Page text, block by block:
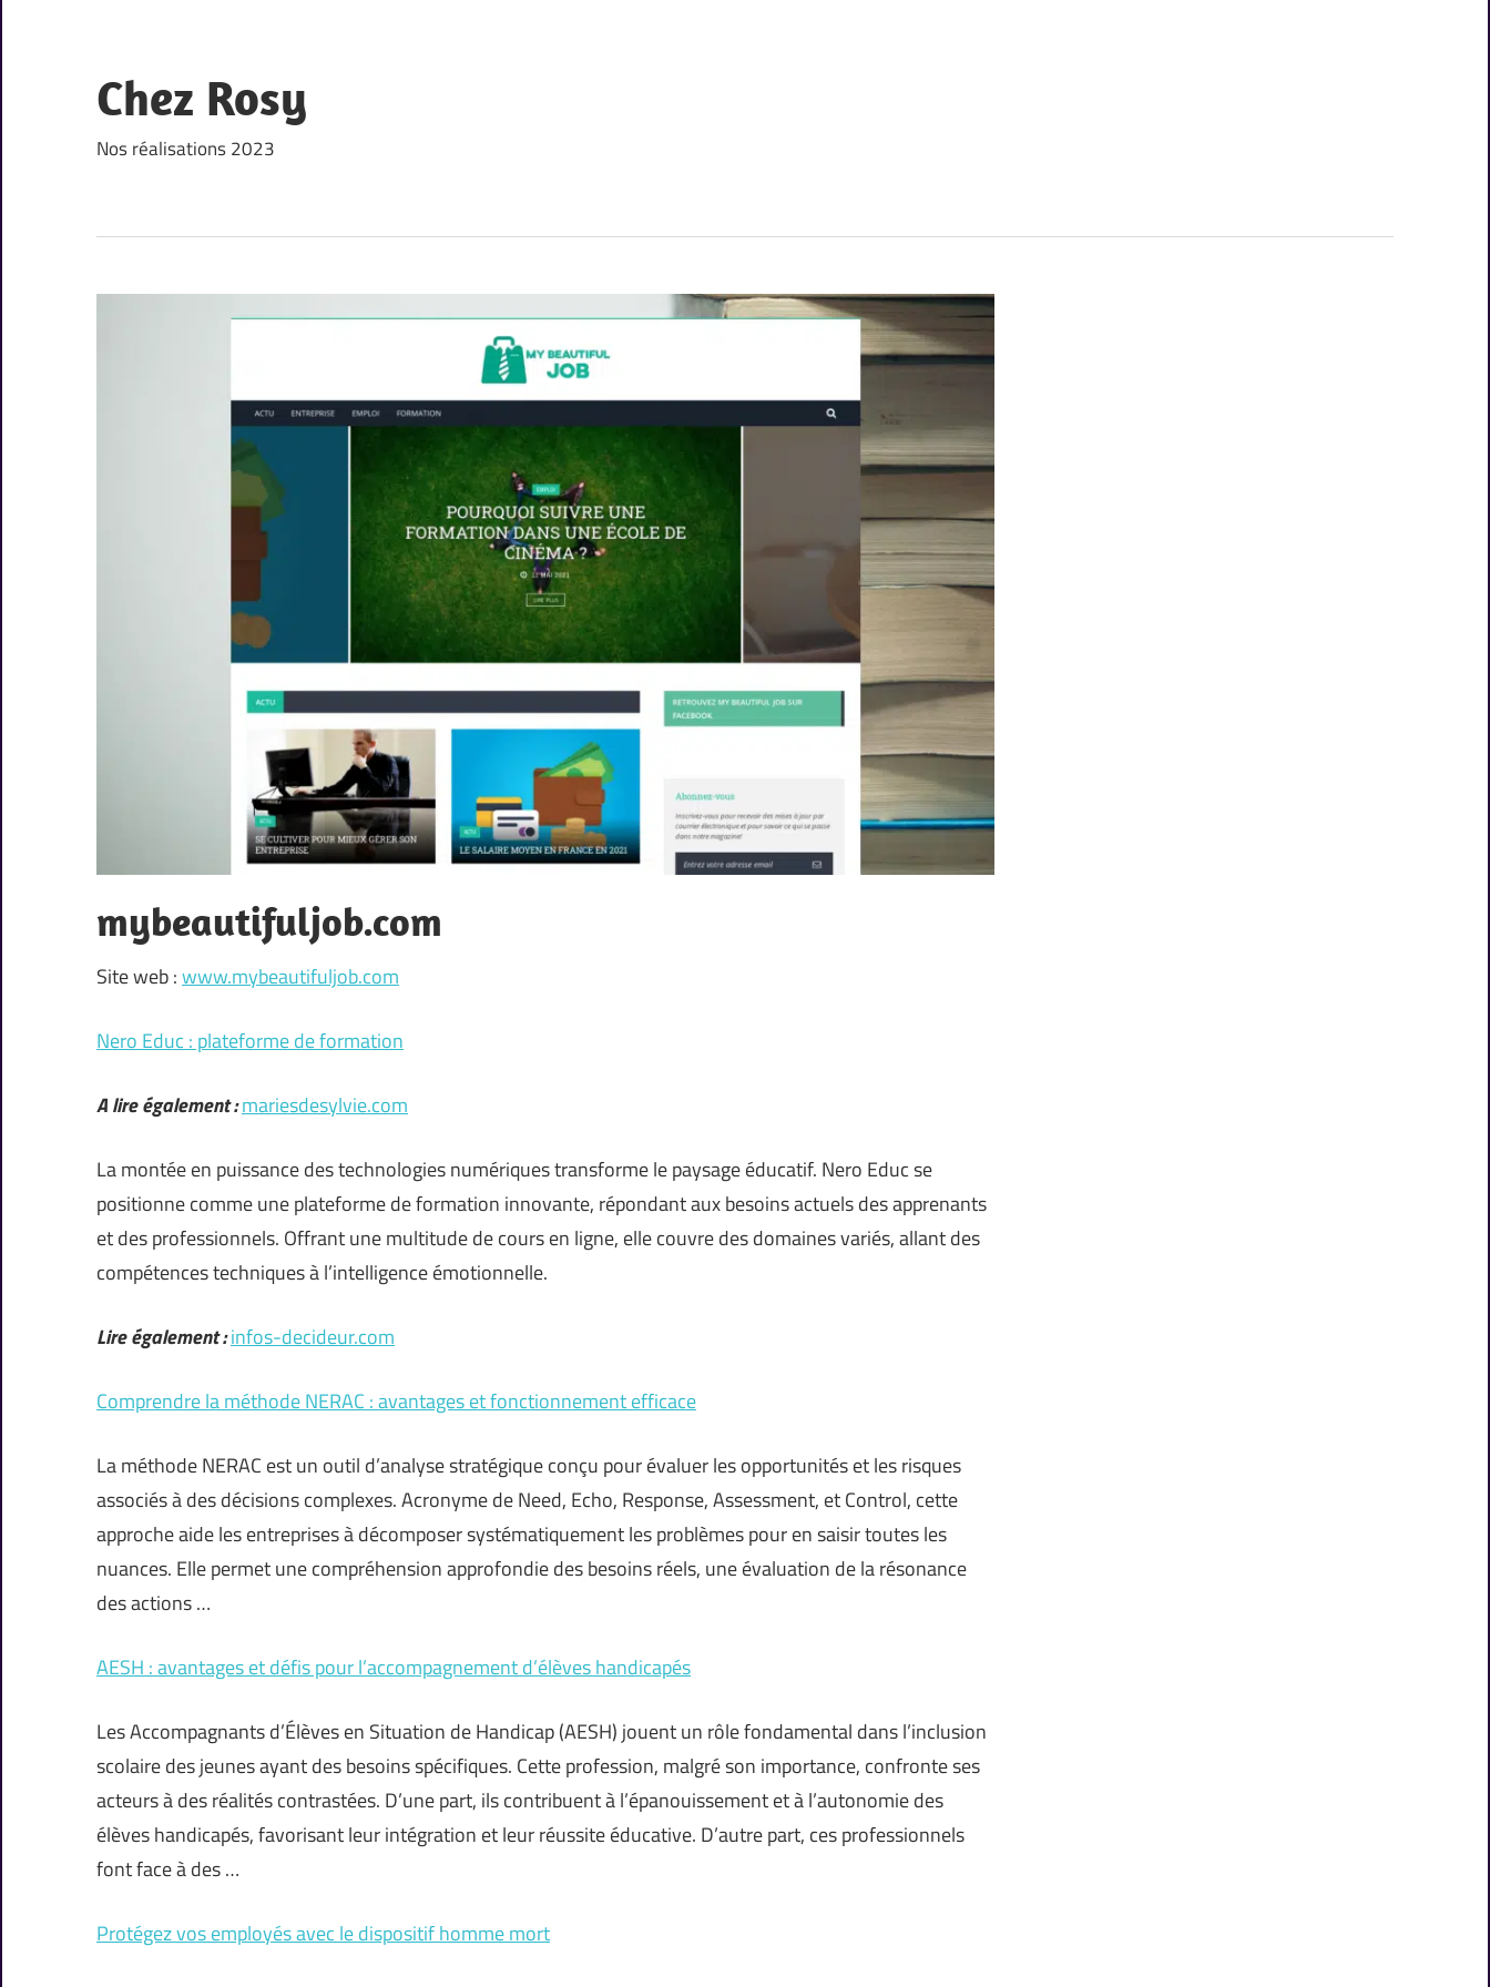
content
Chez Rosy
Nos réalisations 2023
mybeautifuljob.com
Site web :www.mybeautifuljob.com
Nero Educ : plateforme de formation
A lire également :mariesdesylvie.com
La montée en puissance des technologies numériques transforme le paysage éducatif. Nero Educ se
positionne comme une plateforme de formation innovante, répondant aux besoins actuels des apprenants
et des professionnels. Offrant une multitude de cours en ligne, elle couvre des domaines variés, allant des
compétences techniques à l’intelligence émotionnelle.
Lire également :infos-decideur.com
Comprendre la méthode NERAC : avantages et fonctionnement efficace
La méthode NERAC est un outil d’analyse stratégique conçu pour évaluer les opportunités et les risques
associés à des décisions complexes. Acronyme de Need, Echo, Response, Assessment, et Control, cette
approche aide les entreprises à décomposer systématiquement les problèmes pour en saisir toutes les
nuances. Elle permet une compréhension approfondie des besoins réels, une évaluation de la résonance
des actions …
AESH : avantages et défis pour l’accompagnement d’élèves handicapés
Les Accompagnants d’Élèves en Situation de Handicap (AESH) jouent un rôle fondamental dans l’inclusion
scolaire des jeunes ayant des besoins spécifiques. Cette profession, malgré son importance, confronte ses
acteurs à des réalités contrastées. D’une part, ils contribuent à l’épanouissement et à l’autonomie des
élèves handicapés, favorisant leur intégration et leur réussite éducative. D’autre part, ces professionnels
font face à des …
Protégez vos employés avec le dispositif homme mort